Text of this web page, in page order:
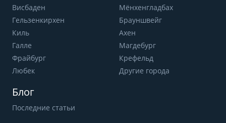
Висбаден
Мёнхенгладбах
Гельзенкирхен
Брауншвейг
Киль
Ахен
Галле
Магдебург
Фрайбург
Крефельд
Любек
Другие города
Блог
Последние статьи